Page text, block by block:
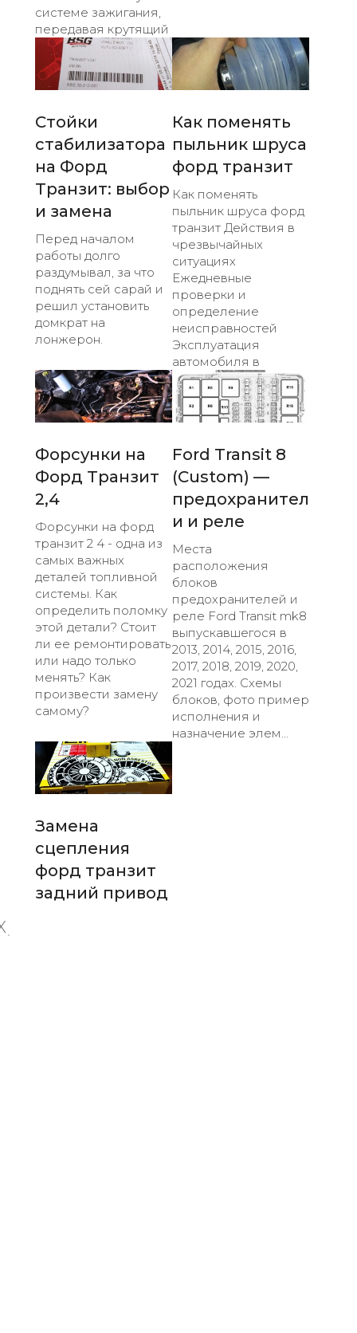
системе зажигания,
передавая крутящий
Стойки
стабилизатора
на Форд
Транзит: выбор
и замена
Перед началом
работы долго
раздумывал, за что
поднять сей сарай и
решил установить
домкрат на
лонжерон.
Как поменять
пыльник шруса
форд транзит
Как поменять
пыльник шруса форд
транзит Действия в
чрезвычайных
ситуациях
Ежедневные
проверки и
определение
неисправностей
Эксплуатация
автомобиля в
Форсунки на
Форд Транзит
2,4
Форсунки на форд
транзит 2 4 - одна из
самых важных
деталей топливной
системы. Как
определить поломку
этой детали? Стоит
ли ее ремонтировать
или надо только
менять? Как
произвести замену
самому?
Ford Transit 8
(Custom) —
предохранител
и и реле
Места
расположения
блоков
предохранителей и
реле Ford Transit mk8
выпускавшегося в
2013, 2014, 2015, 2016,
2017, 2018, 2019, 2020,
2021 годах. Схемы
блоков, фото пример
исполнения и
назначение элем...
Замена
сцепления
форд транзит
задний привод